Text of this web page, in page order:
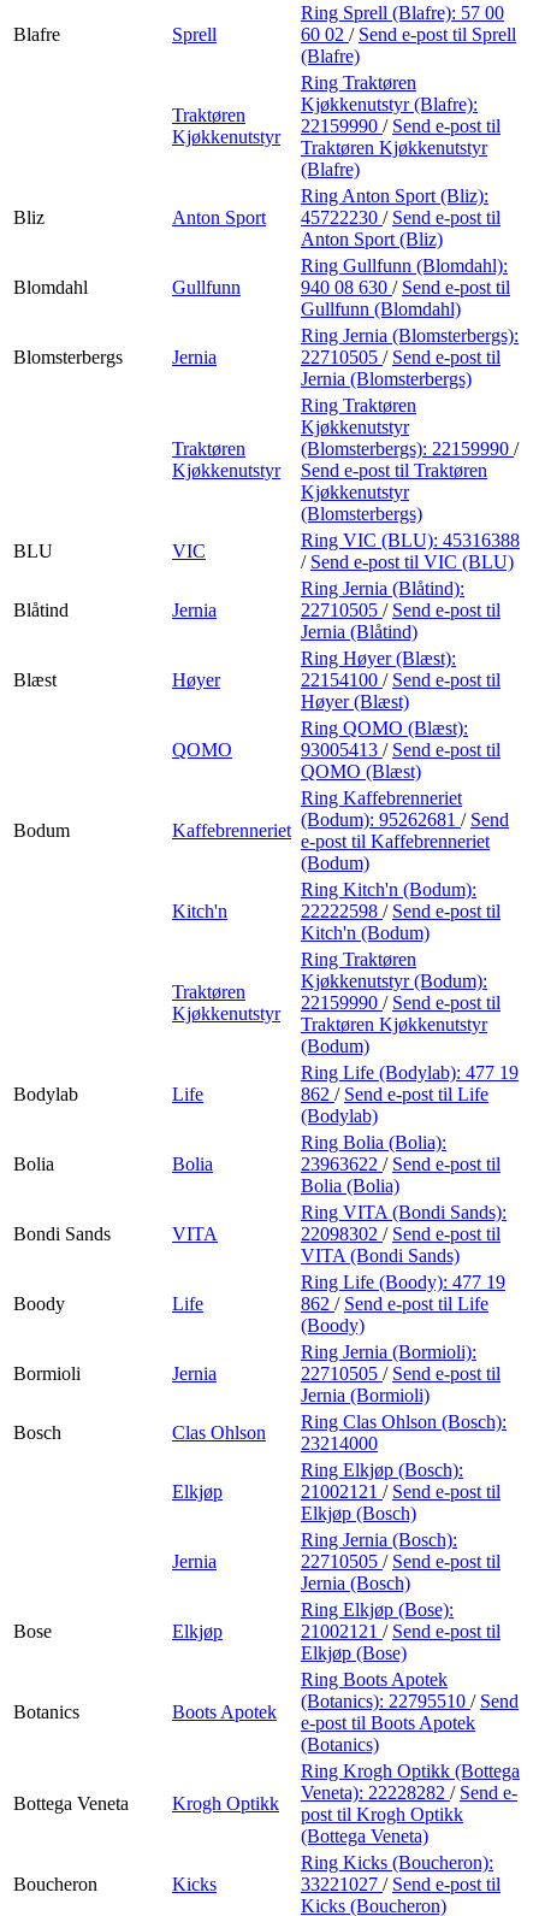
Blafre Sprell
Ring Sprell (Blafre): 57 00
60 02 / Send e-post til Sprell
(Blafre)
Traktøren
Kjøkkenutstyr
Ring Traktøren
Kjøkkenutstyr (Blafre):
22159990 / Send e-post til
Traktøren Kjøkkenutstyr
(Blafre)
Bliz Anton Sport
Ring Anton Sport (Bliz):
45722230 / Send e-post til
Anton Sport (Bliz)
Blomdahl Gullfunn
Ring Gullfunn (Blomdahl):
940 08 630 / Send e-post til
Gullfunn (Blomdahl)
Blomsterbergs Jernia
Ring Jernia (Blomsterbergs):
22710505 / Send e-post til
Jernia (Blomsterbergs)
Traktøren
Kjøkkenutstyr
Ring Traktøren
Kjøkkenutstyr
(Blomsterbergs): 22159990 /
Send e-post til Traktøren
Kjøkkenutstyr
(Blomsterbergs)
BLU
VIC
Ring VIC (BLU): 45316388
/ Send e-post til VIC (BLU)
Blåtind Jernia
Ring Jernia (Blåtind):
22710505 / Send e-post til
Jernia (Blåtind)
Blæst Høyer
Ring Høyer (Blæst):
22154100 / Send e-post til
Høyer (Blæst)
QOMO
Ring QOMO (Blæst):
93005413 / Send e-post til
QOMO (Blæst)
Bodum Kaffebrenneriet
Ring Kaffebrenneriet
(Bodum): 95262681 / Send
e-post til Kaffebrenneriet
(Bodum)
Kitch'n
Ring Kitch'n (Bodum):
22222598 / Send e-post til
Kitch'n (Bodum)
Traktøren
Kjøkkenutstyr
Ring Traktøren
Kjøkkenutstyr (Bodum):
22159990 / Send e-post til
Traktøren Kjøkkenutstyr
(Bodum)
Bodylab Life
Ring Life (Bodylab): 477 19
862 / Send e-post til Life
(Bodylab)
Bolia Bolia
Ring Bolia (Bolia):
23963622 / Send e-post til
Bolia (Bolia)
Bondi Sands VITA
Ring VITA (Bondi Sands):
22098302 / Send e-post til
VITA (Bondi Sands)
Boody Life
Ring Life (Boody): 477 19
862 / Send e-post til Life
(Boody)
Bormioli Jernia
Ring Jernia (Bormioli):
22710505 / Send e-post til
Jernia (Bormioli)
Bosch
Clas Ohlson
Ring Clas Ohlson (Bosch):
23214000
Elkjøp
Ring Elkjøp (Bosch):
21002121 / Send e-post til
Elkjøp (Bosch)
Jernia
Ring Jernia (Bosch):
22710505 / Send e-post til
Jernia (Bosch)
Bose Elkjøp
Ring Elkjøp (Bose):
21002121 / Send e-post til
Elkjøp (Bose)
Botanics Boots Apotek
Ring Boots Apotek
(Botanics): 22795510 / Send
e-post til Boots Apotek
(Botanics)
Bottega Veneta Krogh Optikk
Ring Krogh Optikk (Bottega
Veneta): 22228282 / Send e-
post til Krogh Optikk
(Bottega Veneta)
Boucheron Kicks
Ring Kicks (Boucheron):
33221027 / Send e-post til
Kicks (Boucheron)